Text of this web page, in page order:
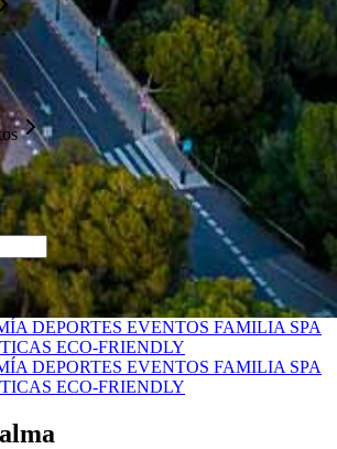
DEPORTES EVENTOS FAMILIA SPA
ECO-FRIENDLY
DEPORTES EVENTOS FAMILIA SPA
ECO-FRIENDLY